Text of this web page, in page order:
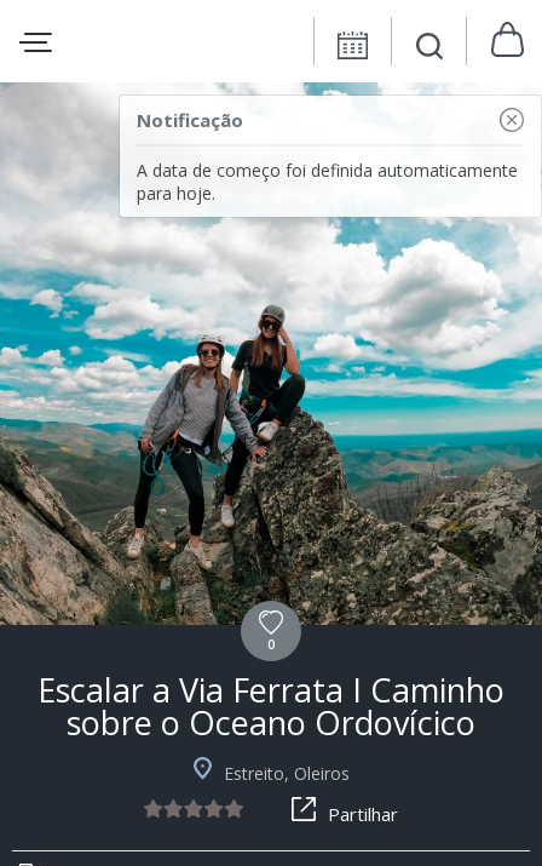
Notificação
A data de começo foi definida automaticamente
para hoje.
0
Escalar a Via Ferrata I Caminho
sobre o Oceano Ordovícico
Estreito, Oleiros
Partilhar